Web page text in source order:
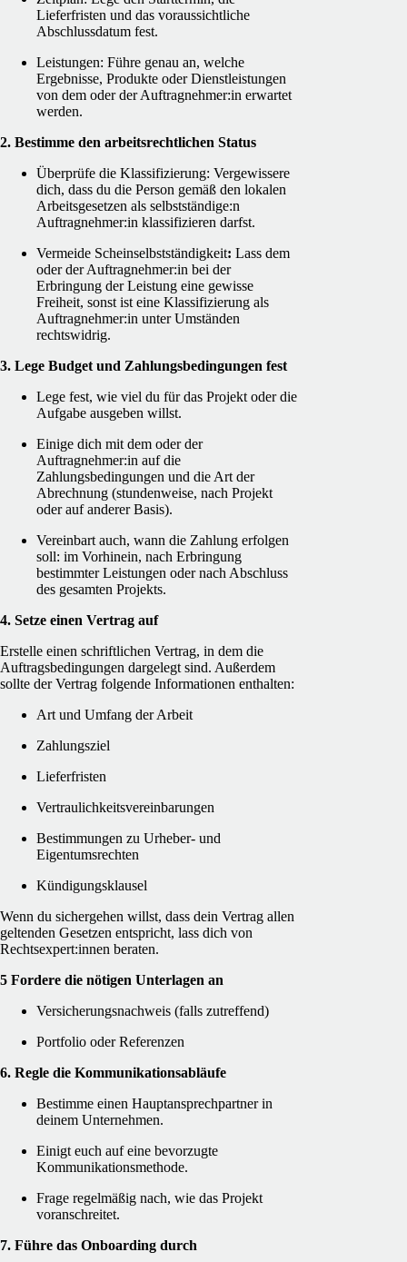
Lieferfristen und das voraussichtliche
Abschlussdatum fest.
Leistungen: Führe genau an, welche
Ergebnisse, Produkte oder Dienstleistungen
von dem oder der Auftragnehmer:in erwartet
werden.
2. Bestimme den arbeitsrechtlichen Status
Überprüfe die Klassifizierung: Vergewissere
dich, dass du die Person gemäß den lokalen
Arbeitsgesetzen als selbstständige:n
Auftragnehmer:in klassifizieren darfst.
Vermeide Scheinselbstständigkeit: Lass dem
oder der Auftragnehmer:in bei der
Erbringung der Leistung eine gewisse
Freiheit, sonst ist eine Klassifizierung als
Auftragnehmer:in unter Umständen
rechtswidrig.
3. Lege Budget und Zahlungsbedingungen fest
Lege fest, wie viel du für das Projekt oder die
Aufgabe ausgeben willst.
Einige dich mit dem oder der
Auftragnehmer:in auf die
Zahlungsbedingungen und die Art der
Abrechnung (stundenweise, nach Projekt
oder auf anderer Basis).
Vereinbart auch, wann die Zahlung erfolgen
soll: im Vorhinein, nach Erbringung
bestimmter Leistungen oder nach Abschluss
des gesamten Projekts.
4. Setze einen Vertrag auf
Erstelle einen schriftlichen Vertrag, in dem die
Auftragsbedingungen dargelegt sind. Außerdem
sollte der Vertrag folgende Informationen enthalten:
Art und Umfang der Arbeit
Zahlungsziel
Lieferfristen
Vertraulichkeitsvereinbarungen
Bestimmungen zu Urheber- und
Eigentumsrechten
Kündigungsklausel
Wenn du sichergehen willst, dass dein Vertrag allen
geltenden Gesetzen entspricht, lass dich von
Rechtsexpert:innen beraten.
5 Fordere die nötigen Unterlagen an
Versicherungsnachweis (falls zutreffend)
Portfolio oder Referenzen
6. Regle die Kommunikationsabläufe
Bestimme einen Hauptansprechpartner in
deinem Unternehmen.
Einigt euch auf eine bevorzugte
Kommunikationsmethode.
Frage regelmäßig nach, wie das Projekt
voranschreitet.
7. Führe das Onboarding durch